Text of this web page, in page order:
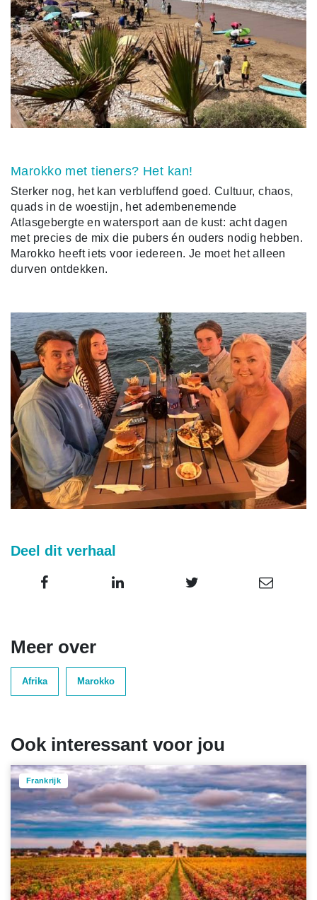
Marokko met tieners? Het kan!
Sterker nog, het kan verbluffend goed. Cultuur, chaos,
quads in de woestijn, het adembenemende
Atlasgebergte en watersport aan de kust: acht dagen
met precies de mix die pubers én ouders nodig hebben.
Marokko heeft iets voor iedereen. Je moet het alleen
durven ontdekken.
Deel dit verhaal
Meer over
Afrika Marokko
Ook interessant voor jou
Frankrijk